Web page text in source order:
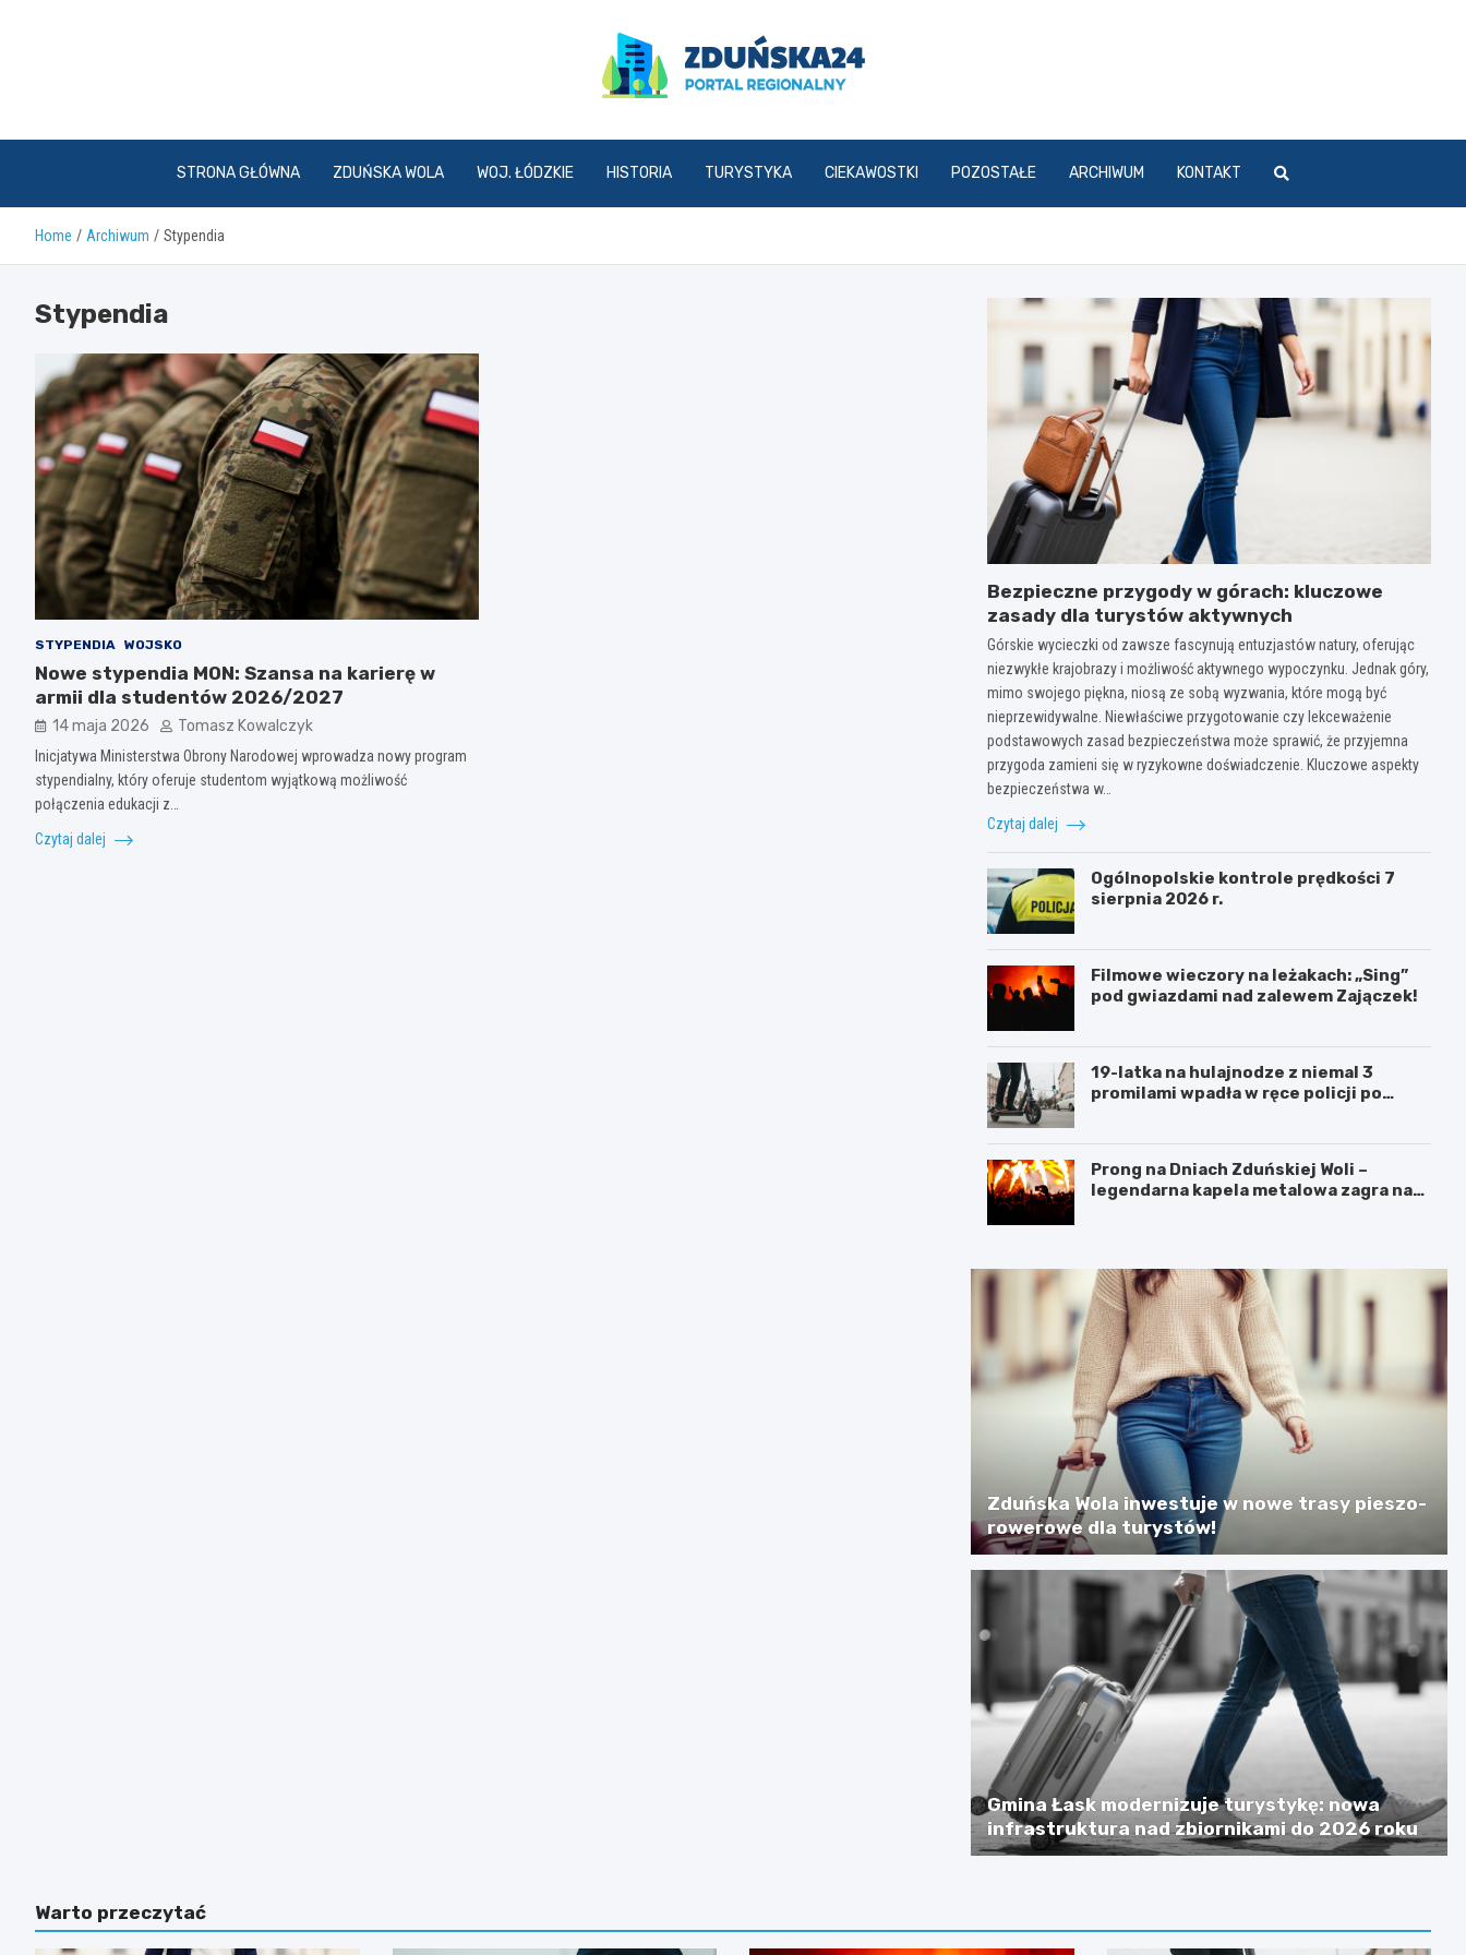
zdunska24.pl
STRONA GŁÓWNA ZDUŃSKA WOLA WOJ. ŁÓDZKIE HISTORIA TURYSTYKA CIEKAWOSTKI POZOSTAŁE ARCHIWUM KONTAKT
Home Archiwum Stypendia
Stypendia
STYPENDIA WOJSKO
Nowe stypendia MON: Szansa na karierę w
armii dla studentów 2026/2027
14 maja 2026 Tomasz Kowalczyk
Inicjatywa Ministerstwa Obrony Narodowej wprowadza nowy program
stypendialny, który oferuje studentom wyjątkową możliwość
połączenia edukacji z…
Czytaj dalej
Bezpieczne przygody w górach: kluczowe
zasady dla turystów aktywnych
Górskie wycieczki od zawsze fascynują entuzjastów natury, oferując
niezwykłe krajobrazy i możliwość aktywnego wypoczynku. Jednak góry,
mimo swojego piękna, niosą ze sobą wyzwania, które mogą być
nieprzewidywalne. Niewłaściwe przygotowanie czy lekceważenie
podstawowych zasad bezpieczeństwa może sprawić, że przyjemna
przygoda zamieni się w ryzykowne doświadczenie. Kluczowe aspekty
bezpieczeństwa w…
Czytaj dalej
Ogólnopolskie kontrole prędkości 7
sierpnia 2026 r.
Filmowe wieczory na leżakach: „Sing”
pod gwiazdami nad zalewem Zajączek!
19-latka na hulajnodze z niemal 3
promilami wpadła w ręce policji po
Prong na Dniach Zduńskiej Woli –
legendarna kapela metalowa zagra na
Zduńska Wola inwestuje w nowe trasy pieszo-
rowerowe dla turystów!
Gmina Łask modernizuje turystykę: nowa
infrastruktura nad zbiornikami do 2026 roku
Warto przeczytać